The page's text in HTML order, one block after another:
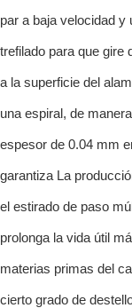
par a baja velocidad y
trefilado para que gire
a la superficie del
una espiral, de
espesor de 0.04 mm
garantiza La
el estirado de paso
prolonga la vida útil
materias primas del
cierto grado de